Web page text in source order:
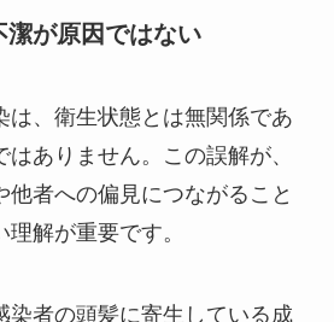
潔が原因ではない
は、衛生状態とは無関係であ
はありません。​この誤解が、
他者への偏見につながること
解が重要です。​
染者の頭髪に寄生している成